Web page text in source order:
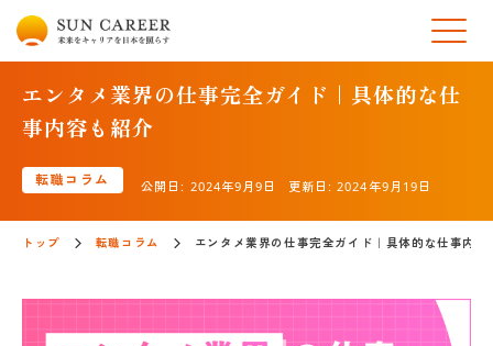
エンタメ業界の仕事完全ガイド｜具体的な仕
事内容も紹介
転職コラム 公開日: 2024年9月9日 更新日:2024年9月19日
トップ 転職コラム エンタメ業界の仕事完全ガイド｜具体的な仕事内容